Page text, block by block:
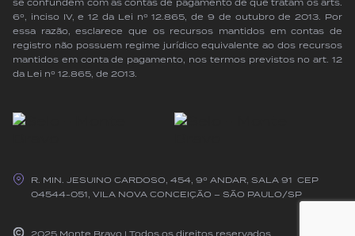
se confundem com as contas de pagamento de que tratam os arts.
6º, inciso IV, e 12 da Lei nº 12.865, de 9 de outubro de 2013. Por
essa razão, esclarece que os recursos mantidos em contas de
registro não possuem regime jurídico equivalente ao dos recursos
mantidos em conta de pagamento, nos termos previstos no art. 12
da Lei nº 12.865, de 2013.
R. MIN. JESUINO CARDOSO, 454, 9º ANDAR, SALA 91 CEP
04544-051, VILA NOVA CONCEIÇÃO – SÃO PAULO/SP
2025 Monte Bravo | Todos os direitos reservados